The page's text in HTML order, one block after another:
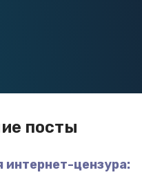
посты
интернет-цензура: